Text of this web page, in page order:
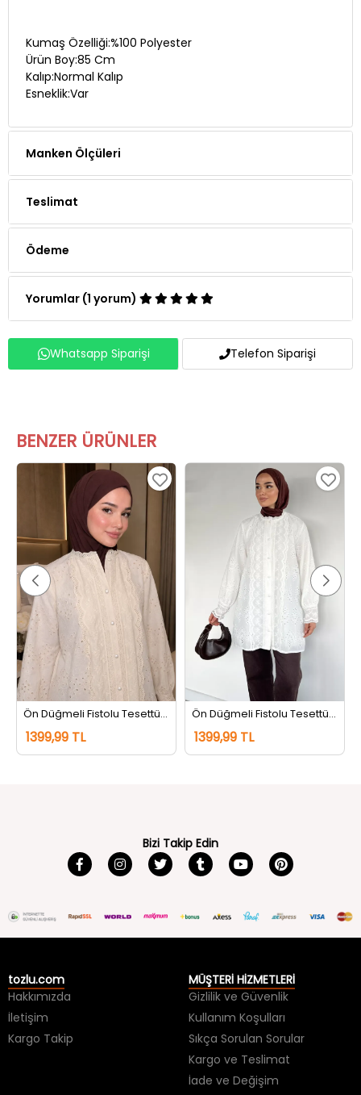
Ürün Boy:85 Cm
Kalıp:Normal Kalıp
Esneklik:Var
Manken Ölçüleri
Teslimat
Ödeme
Yorumlar (1 yorum)
Ön Düğmeli Fistolu Tesettür Gömlek Tunik Bej
1399,99 TL 1399,99 TL
Hakkımızda
İletişim
Kargo Takip
Gizlilik ve Güvenlik
Kullanım Koşulları
Sıkça Sorulan Sorular
Kargo ve Teslimat
İade ve Değişim